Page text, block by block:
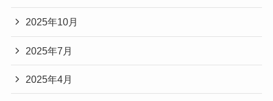
2025年10月
2025年7月
2025年4月